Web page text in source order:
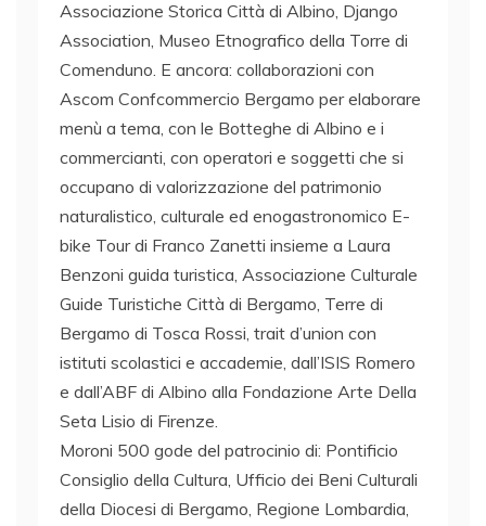
Associazione Storica Città di Albino, Django
Association, Museo Etnografico della Torre di
Comenduno. E ancora: collaborazioni con
Ascom Confcommercio Bergamo per elaborare
menù a tema, con le Botteghe di Albino e i
commercianti, con operatori e soggetti che si
occupano di valorizzazione del patrimonio
naturalistico, culturale ed enogastronomico E-
bike Tour di Franco Zanetti insieme a Laura
Benzoni guida turistica, Associazione Culturale
Guide Turistiche Città di Bergamo, Terre di
Bergamo di Tosca Rossi, trait d’union con
istituti scolastici e accademie, dall’ISIS Romero
e dall’ABF di Albino alla Fondazione Arte Della
Seta Lisio di Firenze.
Moroni 500 gode del patrocinio di: Pontificio
Consiglio della Cultura, Ufficio dei Beni Culturali
della Diocesi di Bergamo, Regione Lombardia,